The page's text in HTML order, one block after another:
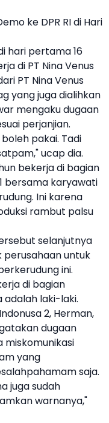
ke DPR RI di Hari
hari pertama 16
di PT Nina Venus
PT Nina Venus
yang juga dialihkan
mengaku dugaan
perjanjian.
pakai. Tadi
ucap dia.
bekerja di bagian
bersama karyawati
Ini karena
rambut palsu
selanjutnya
perusahaan untuk
ini.
di bagian
adalah laki-laki.
2, Herman,
dugaan
miskomunikasi
yang
saja.
juga sudah
warnanya,"